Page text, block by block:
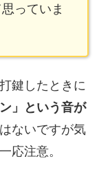
っていま
鍵したときに
ン」という音が
ないですが気
応注意。